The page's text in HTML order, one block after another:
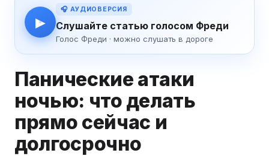
▶
🎧 АУДИОВЕРСИЯ
Слушайте статью голосом Фреди
Голос Фреди · можно слушать в дороге
Панические атаки
ночью: что делать
прямо сейчас и
долгосрочно